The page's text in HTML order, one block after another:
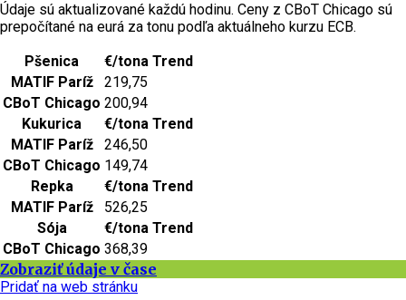
Údaje sú aktualizované každú hodinu. Ceny z CBoT Chicago sú
prepočítané na eurá za tonu podľa aktuálneho kurzu ECB.
Pšenica
€/tona Trend
MATIF Paríž
219,75
CBoT Chicago 200,94
Kukurica
€/tona Trend
MATIF Paríž
246,50
CBoT Chicago 149,74
Repka
€/tona Trend
MATIF Paríž
526,25
Sója
€/tona Trend
CBoT Chicago 368,39
Zobraziť údaje v čase
Pridať na web stránku